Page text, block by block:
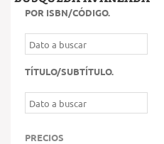
POR ISBN/CÓDIGO.
TÍTULO/SUBTÍTULO.
PRECIOS